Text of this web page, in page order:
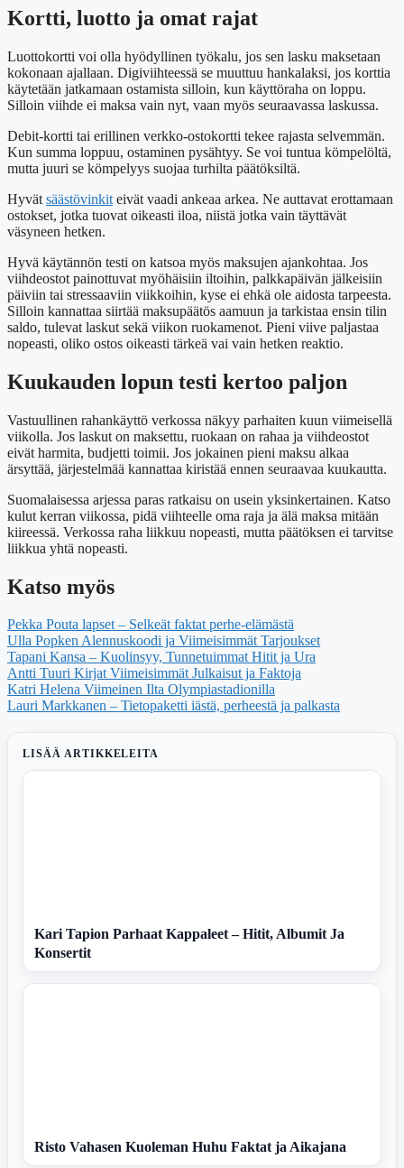
Kortti, luotto ja omat rajat
Luottokortti voi olla hyödyllinen työkalu, jos sen lasku maksetaan
kokonaan ajallaan. Digiviihteessä se muuttuu hankalaksi, jos korttia
käytetään jatkamaan ostamista silloin, kun käyttöraha on loppu.
Silloin viihde ei maksa vain nyt, vaan myös seuraavassa laskussa.
Debit-kortti tai erillinen verkko-ostokortti tekee rajasta selvemmän.
Kun summa loppuu, ostaminen pysähtyy. Se voi tuntua kömpelöltä,
mutta juuri se kömpelyys suojaa turhilta päätöksiltä.
Hyvät säästövinkit eivät vaadi ankeaa arkea. Ne auttavat erottamaan
ostokset, jotka tuovat oikeasti iloa, niistä jotka vain täyttävät
väsyneen hetken.
Hyvä käytännön testi on katsoa myös maksujen ajankohtaa. Jos
viihdeostot painottuvat myöhäisiin iltoihin, palkkapäivän jälkeisiin
päiviin tai stressaaviin viikkoihin, kyse ei ehkä ole aidosta tarpeesta.
Silloin kannattaa siirtää maksupäätös aamuun ja tarkistaa ensin tilin
saldo, tulevat laskut sekä viikon ruokamenot. Pieni viive paljastaa
nopeasti, oliko ostos oikeasti tärkeä vai vain hetken reaktio.
Kuukauden lopun testi kertoo paljon
Vastuullinen rahankäyttö verkossa näkyy parhaiten kuun viimeisellä
viikolla. Jos laskut on maksettu, ruokaan on rahaa ja viihdeostot
eivät harmita, budjetti toimii. Jos jokainen pieni maksu alkaa
ärsyttää, järjestelmää kannattaa kiristää ennen seuraavaa kuukautta.
Suomalaisessa arjessa paras ratkaisu on usein yksinkertainen. Katso
kulut kerran viikossa, pidä viihteelle oma raja ja älä maksa mitään
kiireessä. Verkossa raha liikkuu nopeasti, mutta päätöksen ei tarvitse
liikkua yhtä nopeasti.
Katso myös
Pekka Pouta lapset – Selkeät faktat perhe-elämästä
Ulla Popken Alennuskoodi ja Viimeisimmät Tarjoukset
Tapani Kansa – Kuolinsyy, Tunnetuimmat Hitit ja Ura
Antti Tuuri Kirjat Viimeisimmät Julkaisut ja Faktoja
Katri Helena Viimeinen Ilta Olympiastadionilla
Lauri Markkanen – Tietopaketti iästä, perheestä ja palkasta
LISÄÄ ARTIKKELEITA
Kari Tapion Parhaat Kappaleet – Hitit, Albumit Ja
Konsertit
Risto Vahasen Kuoleman Huhu Faktat ja Aikajana